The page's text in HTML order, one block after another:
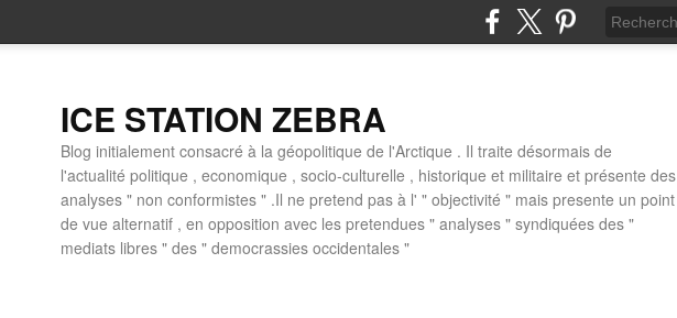
ICE STATION ZEBRA
Blog initialement consacré à la géopolitique de l'Arctique . Il traite désormais de
l'actualité politique , economique , socio-culturelle , historique et militaire et présente des
analyses " non conformistes " .Il ne pretend pas à l' " objectivité " mais presente un point
de vue alternatif , en opposition avec les pretendues " analyses " syndiquées des "
mediats libres " des " democrassies occidentales "